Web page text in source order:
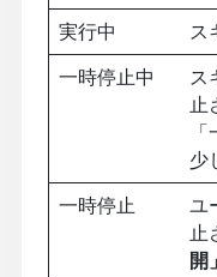
実行中
ス
一時停止中
ス
止
少
一時停止
ユ
止
開」